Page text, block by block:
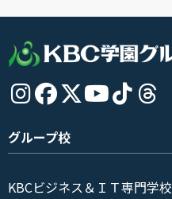
グループ校
KBCビジネス＆ＩＴ専門学校